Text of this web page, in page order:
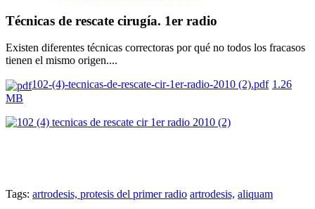
Técnicas de rescate cirugía. 1er radio
Existen diferentes técnicas correctoras por qué no todos los fracasos
tienen el mismo origen....
102-(4)-tecnicas-de-rescate-cir-1er-radio-2010 (2).pdf 1.26
MB
Tags: artrodesis, protesis del primer radio artrodesis, aliquam